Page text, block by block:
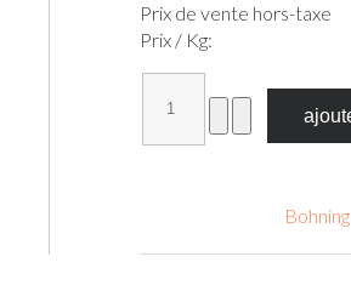
Prix de vente hors-taxe
Prix / Kg:
Bohning